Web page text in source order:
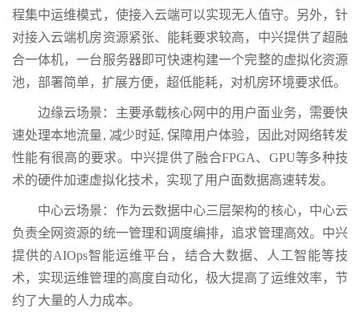
程集中运维模式，使接入云端可以实现无人值守。另外，针
对接入云端机房资源紧张、能耗要求较高，中兴提供了超融
合一体机，一台服务器即可快速构建一个完整的虚拟化资源
池，部署简单，扩展方便，超低能耗，对机房环境要求低。
边缘云场景：主要承载核心网中的用户面业务，需要快
速处理本地流量, 减少时延, 保障用户体验，因此对网络转发
性能有很高的要求。中兴提供了融合FPGA、GPU等多种技
术的硬件加速虚拟化技术，实现了用户面数据高速转发。
中心云场景：作为云数据中心三层架构的核心，中心云
负责全网资源的统一管理和调度编排，追求管理高效。中兴
提供的AIOps智能运维平台，结合大数据、人工智能等技
术，实现运维管理的高度自动化，极大提高了运维效率，节
约了大量的人力成本。